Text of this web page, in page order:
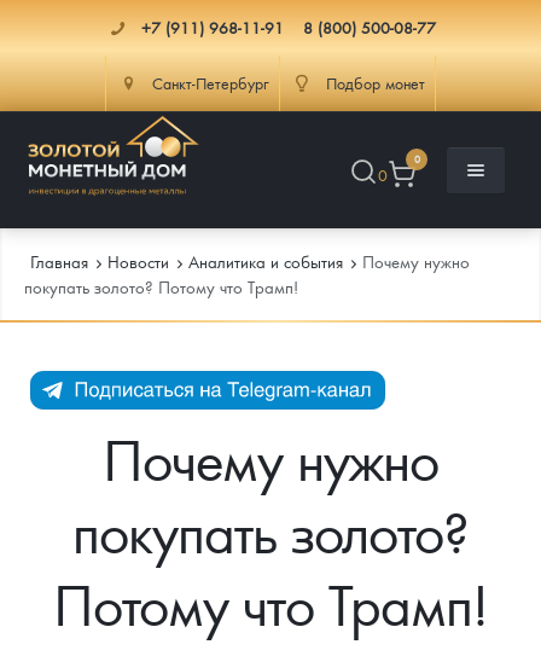
+7 (911) 968-11-91 8 (800) 500-08-77
Санкт-Петербург Подбор монет
0
0
Каталог Монет
Инвестиционные монеты
Памятные монеты России и СССР
Монеты Царской России
Монеты стран мира после 1950г
Монеты и жетоны ЗМД
Георгий Победоносец
Инфо
Как сделать заказ
Информация
Аналитика и события
Главная Новости Аналитика и события
Почему нужно
покупать золото? Потому что Трамп!
Почему нужно
покупать золото?
Потому что Трамп!